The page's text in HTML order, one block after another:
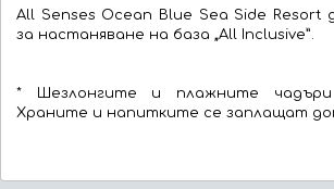
All Senses Ocean Blue Sea Side Resort
за настаняване на база „All Inclusive”.
* Шезлонгите и плажните
Храните и напитките се заплащат